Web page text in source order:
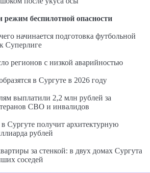
беспилотной опасности
начинается подготовка футбольной
Суперлиге
регионов с низкой аварийностью
в Сургуте в 2026 году
выплатили 2,2 млн рублей за
СВО и инвалидов
Сургуте получит архитектурную
рублей
за стенкой: в двух домах Сургута
соседей